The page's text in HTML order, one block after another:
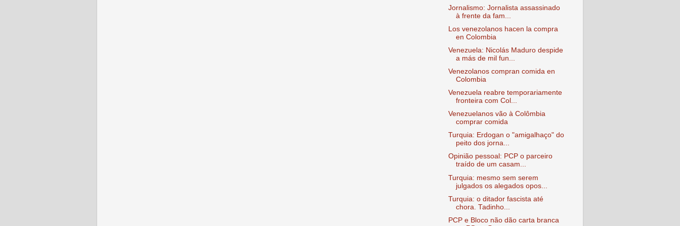
Jornalismo: Jornalista assassinado
à frente da fam...
Los venezolanos hacen la compra
en Colombia
Venezuela: Nicolás Maduro despide
a más de mil fun...
Venezolanos compran comida en
Colombia
Venezuela reabre temporariamente
fronteira com Col...
Venezuelanos vão à Colômbia
comprar comida
Turquia: Erdogan o "amigalhaço" do
peito dos jorna...
Opinião pessoal: PCP o parceiro
traído de um casam...
Turquia: mesmo sem serem
julgados os alegados opos...
Turquia: o ditador fascista até
chora. Tadinho...
PCP e Bloco não dão carta branca